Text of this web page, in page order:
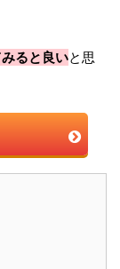
ると良いと思